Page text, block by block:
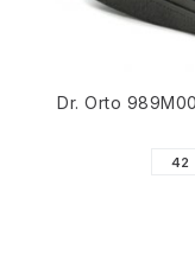
Dr. Orto
42